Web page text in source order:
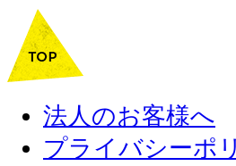
法人のお客様へ
プライバシーポ